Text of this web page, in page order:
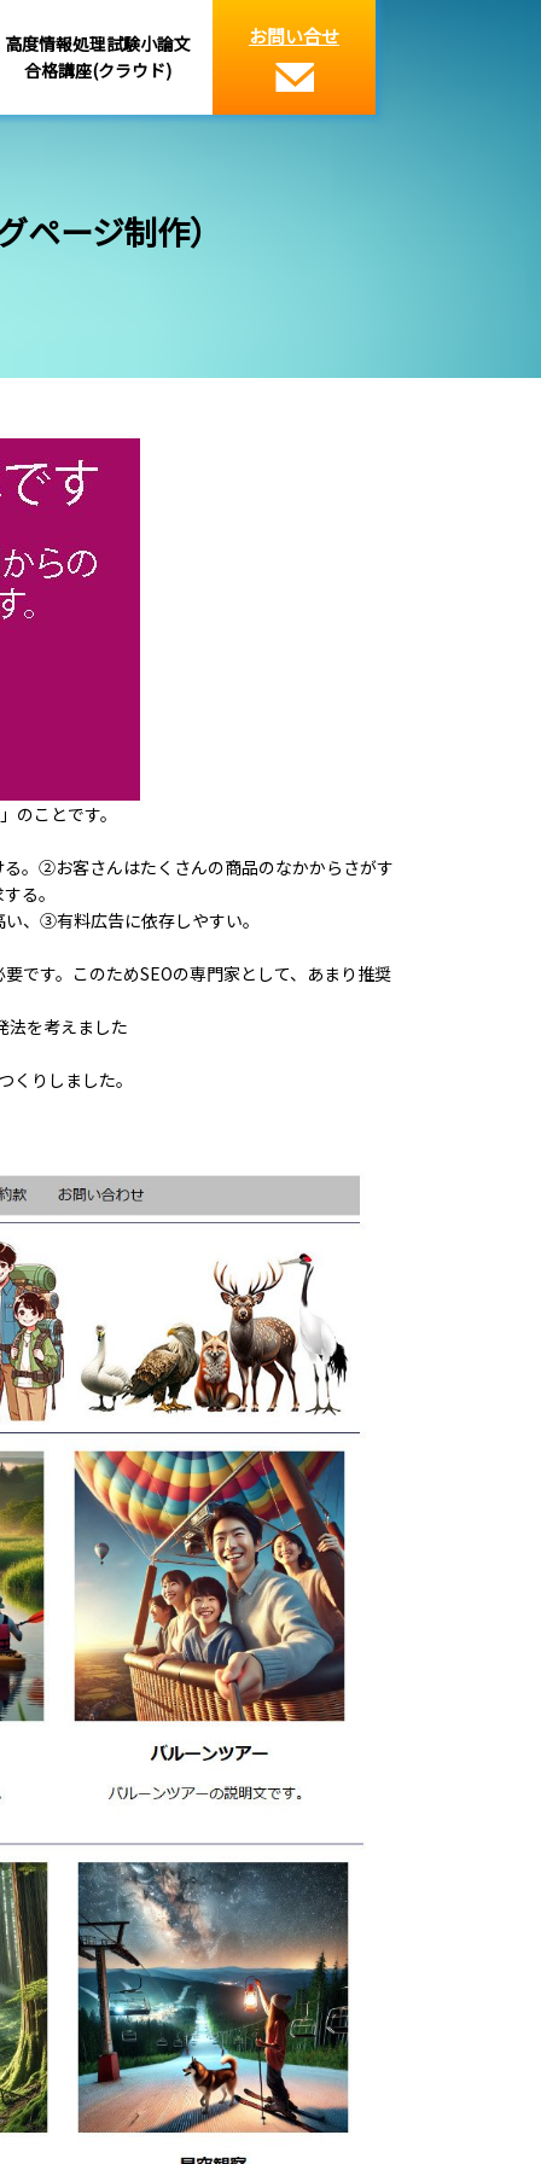
高度情報処理試験小論文
合格講座(クラウド)
お問い合せ
ージ制作）
のことです。
。②お客さんはたくさんの商品のなかからさがす
る。
、③有料広告に依存しやすい。
です。このためSEOの専門家として、あまり推奨
法を考えました
りしました。